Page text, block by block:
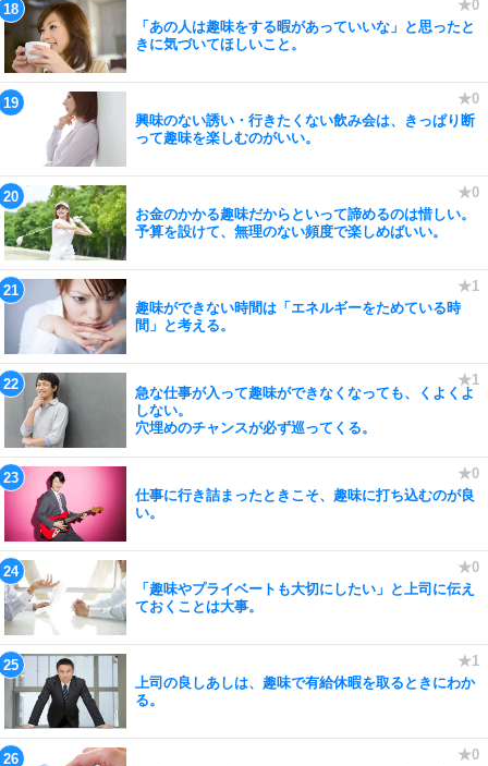
「あの人は趣味をする暇があっていいな」と思ったと
きに気づいてほしいこと。
興味のない誘い・行きたくない飲み会は、きっぱり断
って趣味を楽しむのがいい。
お金のかかる趣味だからといって諦めるのは惜しい。
予算を設けて、無理のない頻度で楽しめばいい。
趣味ができない時間は「エネルギーをためている時
間」と考える。
急な仕事が入って趣味ができなくなっても、くよくよ
しない。
穴埋めのチャンスが必ず巡ってくる。
仕事に行き詰まったときこそ、趣味に打ち込むのが良
い。
「趣味やプライベートも大切にしたい」と上司に伝え
ておくことは大事。
上司の良しあしは、趣味で有給休暇を取るときにわか
る。